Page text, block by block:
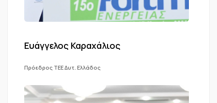
Ευάγγελος Καραχάλιος
Πρόεδρος ΤΕΕ Δυτ. Ελλάδος